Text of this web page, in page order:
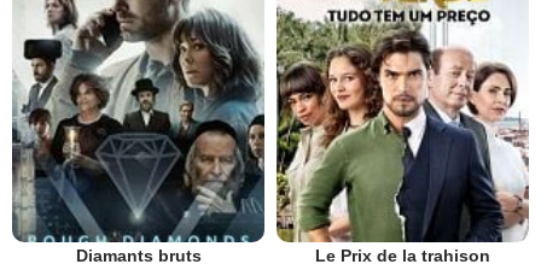
Diamants bruts Le Prix de la trahison